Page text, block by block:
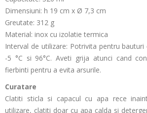
Dimensiuni: h 19 cm x Ø 7,3 cm
Greutate: 312 g
Material: inox cu izolatie termica
Interval de utilizare: Potrivita pentru
-5 °C si 96°C. Aveti grija atunci cand
fierbinti pentru a evita arsurile.
Curatare
Clatiti sticla si capacul cu apa rece
utilizare, clatiti doar cu apa calda si